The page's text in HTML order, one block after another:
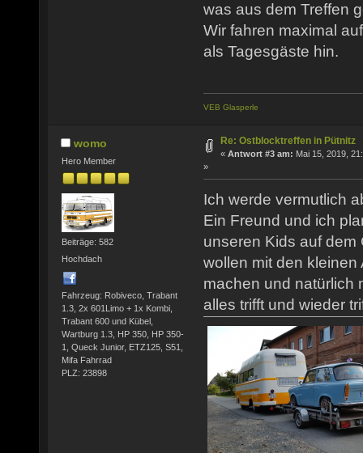
was aus dem Treffen
Wir fahren maximal
als Tagesgäste hin.
VEB Glasperle
womo
Hero Member
Beiträge: 582
Hochdach
Fahrzeug: Robiveco, Trabant
1.3, 2x 601Limo + 1x Kombi,
Trabant 600 und Kübel,
Wartburg 1.3, HP 350, HP 350-
1, Queck Junior, ETZ125, S51,
Mifa Fahrrad
PLZ: 23898
Re: Ostblocktreffen in Pütnitz
« Antwort #3 am: Mai 15, 2019,
»
Ich werde vermutlich
Ein Freund und ich
unseren Kids auf dem
wollen mit den
machen und natürlich
alles trifft und wieder